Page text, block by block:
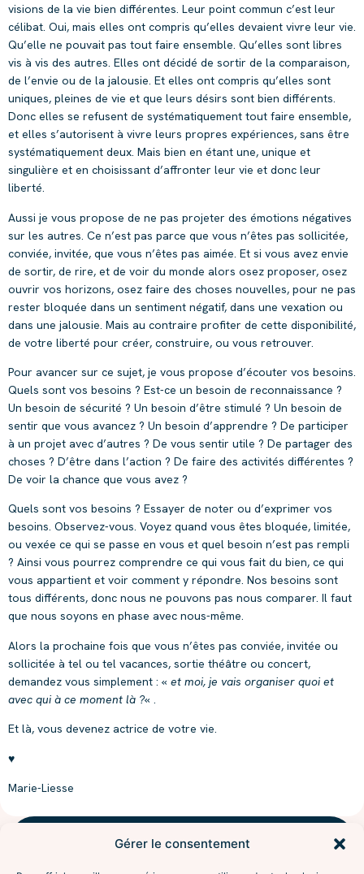
Gérer le consentement
visions de la vie bien différentes. Leur point commun c’est leur
célibat. Oui, mais elles ont compris qu’elles devaient vivre leur vie.
Qu’elle ne pouvait pas tout faire ensemble. Qu’elles sont libres
vis à vis des autres. Elles ont décidé de sortir de la comparaison,
de l’envie ou de la jalousie. Et elles ont compris qu’elles sont
uniques, pleines de vie et que leurs désirs sont bien différents.
Donc elles se refusent de systématiquement tout faire ensemble,
et elles s’autorisent à vivre leurs propres expériences, sans être
systématiquement deux. Mais bien en étant une, unique et
singulière et en choisissant d’affronter leur vie et donc leur
liberté.
Aussi je vous propose de ne pas projeter des émotions négatives
sur les autres. Ce n’est pas parce que vous n’êtes pas sollicitée,
conviée, invitée, que vous n’êtes pas aimée. Et si vous avez envie
de sortir, de rire, et de voir du monde alors osez proposer, osez
ouvrir vos horizons, osez faire des choses nouvelles, pour ne pas
rester bloquée dans un sentiment négatif, dans une vexation ou
dans une jalousie. Mais au contraire profiter de cette disponibilité,
de votre liberté pour créer, construire, ou vous retrouver.
Pour avancer sur ce sujet, je vous propose d’écouter vos besoins.
Quels sont vos besoins ? Est-ce un besoin de reconnaissance ?
Un besoin de sécurité ? Un besoin d’être stimulé ? Un besoin de
sentir que vous avancez ? Un besoin d’apprendre ? De participer
à un projet avec d’autres ? De vous sentir utile ? De partager des
choses ? D’être dans l’action ? De faire des activités différentes ?
De voir la chance que vous avez ?
Quels sont vos besoins ? Essayer de noter ou d’exprimer vos
besoins. Observez-vous. Voyez quand vous êtes bloquée, limitée,
ou vexée ce qui se passe en vous et quel besoin n’est pas rempli
? Ainsi vous pourrez comprendre ce qui vous fait du bien, ce qui
vous appartient et voir comment y répondre. Nos besoins sont
tous différents, donc nous ne pouvons pas nous comparer. Il faut
que nous soyons en phase avec nous-même.
Alors la prochaine fois que vous n’êtes pas conviée, invitée ou
sollicitée à tel ou tel vacances, sortie théâtre ou concert,
demandez vous simplement : « et moi, je vais organiser quoi et
avec qui à ce moment là ?« .
Et là, vous devenez actrice de votre vie.
♥
Marie-Liesse
NAVIGUER
Accompagnements